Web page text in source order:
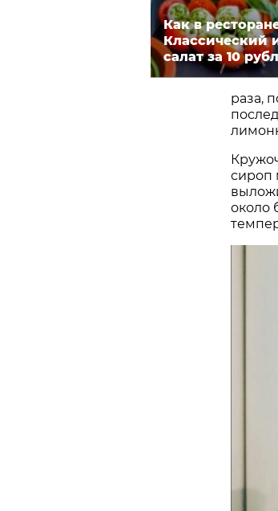
Как в
Классический
салат за 10
раза,
сироп
около